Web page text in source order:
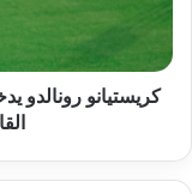
كريستيانو